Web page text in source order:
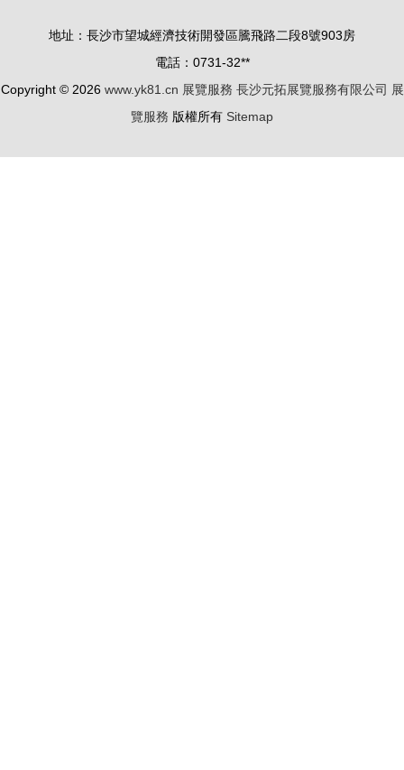
務中心新裝
開業
地址：長沙市望城經濟技術開發區騰飛路二段8號903房
電話：0731-32**
Copyright © 2026 www.yk81.cn 展覽服務 長沙元拓展覽服務有限公司 展
覽服務 版權所有 Sitemap